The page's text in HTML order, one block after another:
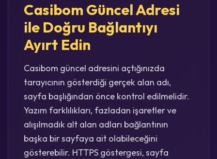
Casibom Güncel Adresi
ile Doğru Bağlantıyı
Ayırt Edin
Casibom güncel adresini açtığınızda
tarayıcının gösterdiği gerçek alan adı,
sayfa başlığından önce kontrol edilmelidir.
Yazım farklılıkları, fazladan işaretler ve
alışılmadık alt alan adları bağlantının
başka bir sayfaya ait olabileceğini
gösterebilir. HTTPS göstergesi, sayfa